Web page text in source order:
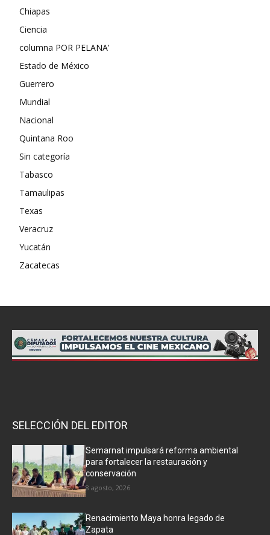
Chiapas
Ciencia
columna POR PELANA’
Estado de México
Guerrero
Mundial
Nacional
Quintana Roo
Sin categoría
Tabasco
Tamaulipas
Texas
Veracruz
Yucatán
Zacatecas
SELECCIÓN DEL EDITOR
Semarnat impulsará reforma ambiental
para fortalecer la restauración y
conservación
8 agosto, 2026
Renacimiento Maya honra legado de
Zapata